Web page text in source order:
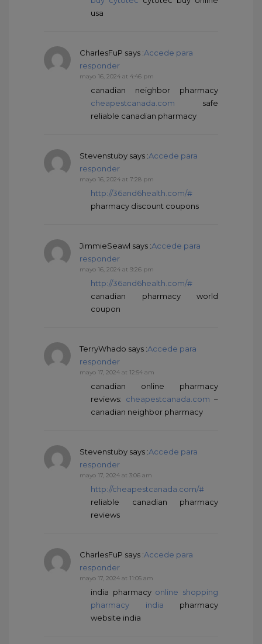
usa
CharlesFuP says :Accede para
responder
mayo 16, 2024 at 4:46 pm
canadian neighbor pharmacy
cheapestcanada.com safe
reliable canadian pharmacy
Stevenstuby says :Accede para
responder
mayo 16, 2024 at 7:28 pm
http://36and6health.com/#
pharmacy discount coupons
JimmieSeawl says :Accede para
responder
mayo 16, 2024 at 9:26 pm
http://36and6health.com/#
canadian pharmacy world
coupon
TerryWhado says :Accede para
responder
mayo 17, 2024 at 12:54 am
canadian online pharmacy
reviews: cheapestcanada.com –
canadian neighbor pharmacy
Stevenstuby says :Accede para
responder
mayo 17, 2024 at 3:06 am
http://cheapestcanada.com/#
reliable canadian pharmacy
reviews
CharlesFuP says :Accede para
responder
mayo 17, 2024 at 11:05 am
india pharmacy online shopping
pharmacy india pharmacy
website india